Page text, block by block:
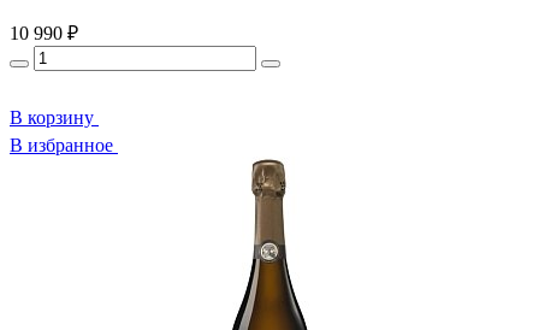
10 990 ₽
В корзину
В избранное